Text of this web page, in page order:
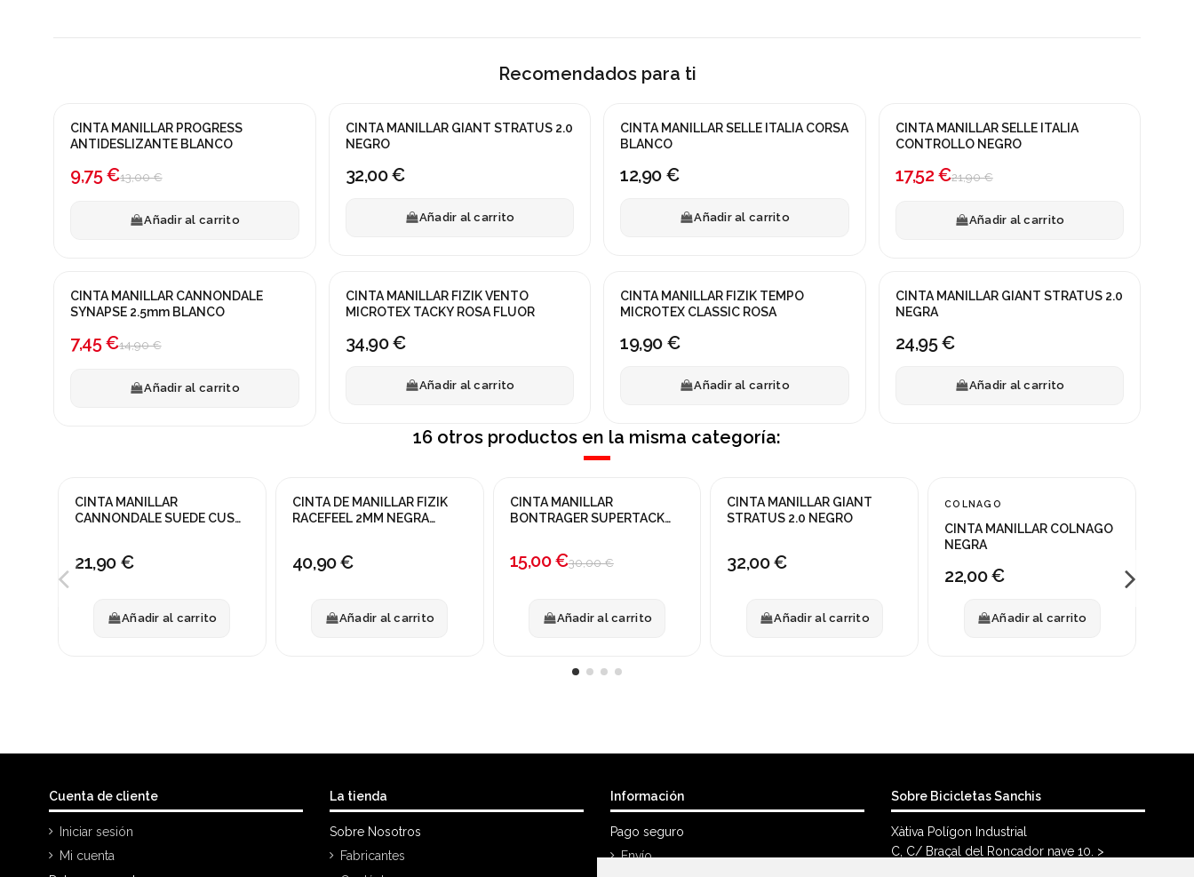
Recomendados para ti
¡En oferta!
CINTA MANILLAR PROGRESS
ANTIDESLIZANTE BLANCO
9,75 €13,00 €
Añadir al carrito
CINTA MANILLAR GIANT STRATUS 2.0
NEGRO
32,00 €
Añadir al carrito
CINTA MANILLAR SELLE ITALIA CORSA
BLANCO
12,90 €
Añadir al carrito
¡En oferta!
CINTA MANILLAR SELLE ITALIA
CONTROLLO NEGRO
17,52 €21,90 €
Añadir al carrito
¡En oferta!
CINTA MANILLAR CANNONDALE
SYNAPSE 2.5mm BLANCO
7,45 €14,90 €
Añadir al carrito
CINTA MANILLAR FIZIK VENTO
MICROTEX TACKY ROSA FLUOR
34,90 €
Añadir al carrito
CINTA MANILLAR FIZIK TEMPO
MICROTEX CLASSIC ROSA
19,90 €
Añadir al carrito
CINTA MANILLAR GIANT STRATUS 2.0
NEGRA
24,95 €
Añadir al carrito
16 otros productos en la misma categoría:
CINTA MANILLAR
CANNONDALE SUEDE CUSH
21,90 €
Añadir al carrito
CINTA DE MANILLAR FIZIK
RACEFEEL 2MM NEGRA
40,90 €
Añadir al carrito
¡En oferta!
CINTA MANILLAR
BONTRAGER SUPERTACK
15,00 €30,00 €
Añadir al carrito
CINTA MANILLAR GIANT
STRATUS 2.0 NEGRO
32,00 €
Añadir al carrito
COLNAGO
CINTA MANILLAR COLNAGO
NEGRA
22,00 €
Añadir al carrito
Cuenta de cliente
Iniciar sesión
Mi cuenta
La tienda
Sobre Nosotros
Fabricantes
Información
Pago seguro
Envío
Sobre Bicicletas Sanchis
Xàtiva Polígon Industrial
C, C/ Braçal del Roncador nave 10. >